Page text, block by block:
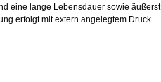
eine lange Lebensdauer sowie äußerst
erfolgt mit extern angelegtem Druck.